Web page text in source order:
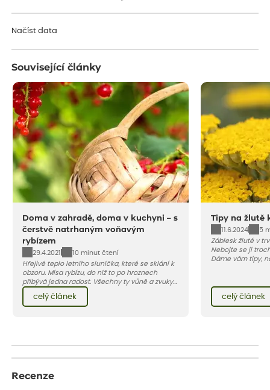
Načíst data
Související články
Doma v zahradě, doma v kuchyni – s
čerstvě natrhaným voňavým
rybízem
29.4.2021
10 minut čtení
Hřejivé teplo letního sluníčka, které se sklání k
obzoru. Mísa rybízu, do níž to po hroznech
přibývá jedna radost. Všechny ty vůně a zvuky
červencové zahrady. Sklizeň rybízu do kuchyně
vnese neuvěřitelný klid a radost. A taky trochu
bezstarostnosti dětství při mlsání babiččina
celý článek
Tipy na žlutě
11.6.2024
5
Záblesk žluté v
Nebojte se jí
Dáme vám tipy,
celý článek
Recenze